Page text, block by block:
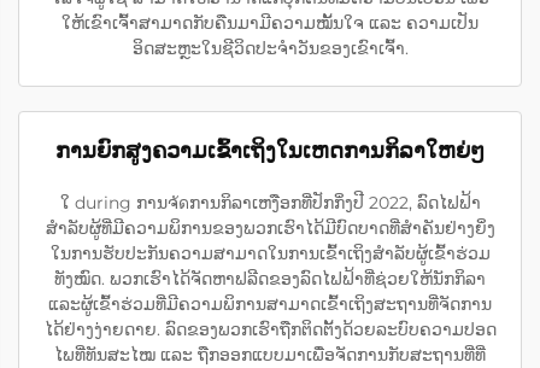
ໃຫ້ເຂົາເຈົ້າສາມາດກັບຄືນມາມີຄວາມໝັ້ນໃຈ ແລະ ຄວາມເປັນ
ອິດສະຫຼະໃນຊີວິດປະຈຳວັນຂອງເຂົາເຈົ້າ.
ການຍົກສູງຄວາມເຂົ້າເຖິງໃນເຫດການກິລາໃຫຍ່ໆ
ໃ during ການຈัดການກິລາເຫງືອກທີ່ປັກກິ່ງປີ 2022, ລົດໄຟຟ້າ
ສຳລັບຜູ້ທີ່ມີຄວາມພິການຂອງພວກເຮົາໄດ້ມີບົດບາດທີ່ສຳຄັນຢ່າງຍິ່ງ
ໃນການຮັບປະກັນຄວາມສາມາດໃນການເຂົ້າເຖິງສຳລັບຜູ້ເຂົ້າຮ່ວມ
ທັງໝົດ. ພວກເຮົາໄດ້ຈັດຫາຟລີດຂອງລົດໄຟຟ້າທີ່ຊ່ວຍໃຫ້ນັກກິລາ
ແລະຜູ້ເຂົ້າຮ່ວມທີ່ມີຄວາມພິການສາມາດເຂົ້າເຖິງສະຖານທີ່ຈັດການ
ໄດ້ຢ່າງງ່າຍດາຍ. ລົດຂອງພວກເຮົາຖືກຕິດຕັ້ງດ້ວຍລະບົບຄວາມປອດ
ໄພທີ່ທັນສະໄໝ ແລະ ຖືກອອກແບບມາເພື່ອຈັດການກັບສະຖານທີ່ທີ່